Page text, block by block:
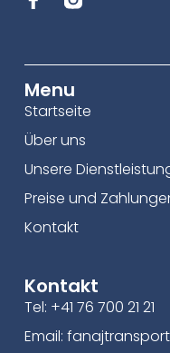
Menu
Startseite
Über uns
Unsere
Preise und
Kontakt
Kontakt
Tel: +41 76 700 21 21
Email: